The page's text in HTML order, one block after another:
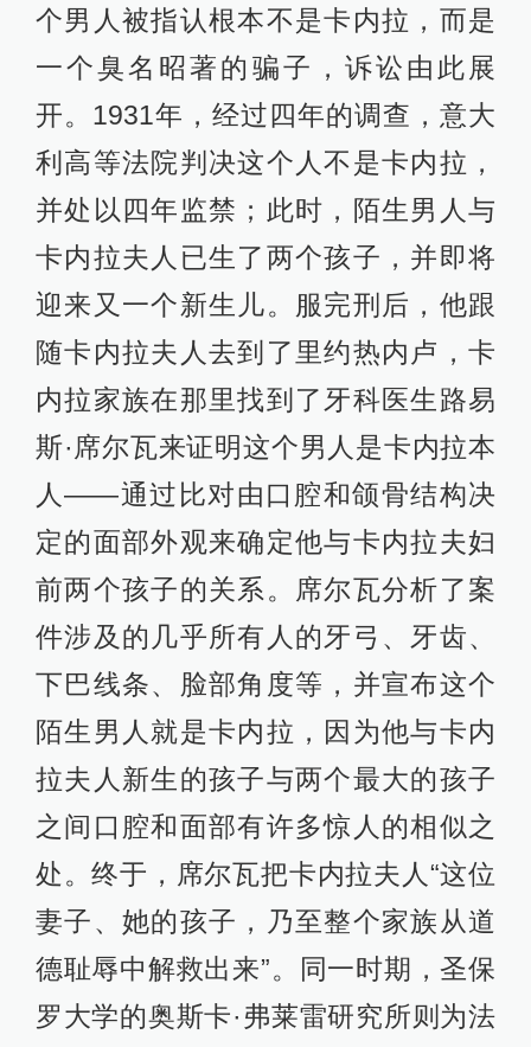
个男人被指认根本不是卡内拉，而是
一个臭名昭著的骗子，诉讼由此展
开。1931年，经过四年的调查，意大
利高等法院判决这个人不是卡内拉，
并处以四年监禁；此时，陌生男人与
卡内拉夫人已生了两个孩子，并即将
迎来又一个新生儿。服完刑后，他跟
随卡内拉夫人去到了里约热内卢，卡
内拉家族在那里找到了牙科医生路易
斯·席尔瓦来证明这个男人是卡内拉本
人——通过比对由口腔和颌骨结构决
定的面部外观来确定他与卡内拉夫妇
前两个孩子的关系。席尔瓦分析了案
件涉及的几乎所有人的牙弓、牙齿、
下巴线条、脸部角度等，并宣布这个
陌生男人就是卡内拉，因为他与卡内
拉夫人新生的孩子与两个最大的孩子
之间口腔和面部有许多惊人的相似之
处。终于，席尔瓦把卡内拉夫人“这位
妻子、她的孩子，乃至整个家族从道
德耻辱中解救出来”。同一时期，圣保
罗大学的奥斯卡·弗莱雷研究所则为法